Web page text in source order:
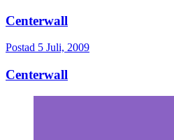
Centerwall
Postad 5 Juli, 2009
Centerwall